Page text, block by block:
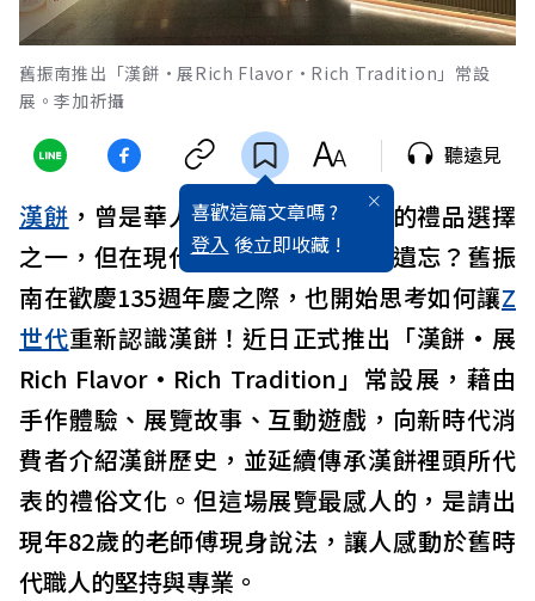
舊振南推出「漢餅·展Rich Flavor·Rich Tradition」常設
展。李加祈攝
喜歡這篇文章嗎 ?
登入 後立即收藏 !
聽遠見
漢餅 ，曾是華人生活中的重要時刻的禮品選擇
之一，但在現代西點盛行後似乎被遺忘？舊振
南在歡慶135週年慶之際，也開始思考如何讓Z
世代重新認識漢餅！近日正式推出「漢餅·展
Rich Flavor·Rich Tradition」常設展，藉由
手作體驗、展覽故事、互動遊戲，向新時代消
費者介紹漢餅歷史，並延續傳承漢餅裡頭所代
表的禮俗文化。但這場展覽最感人的，是請出
現年82歲的老師傅現身說法，讓人感動於舊時
代職人的堅持與專業。